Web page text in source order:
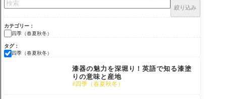
絞り込み
カテゴリー
四季（春夏秋冬）
タグ
四季（春夏秋冬）
漆器の魅力を深堀り！英語で知る漆塗
りの意味と産地
四季（春夏秋冬）